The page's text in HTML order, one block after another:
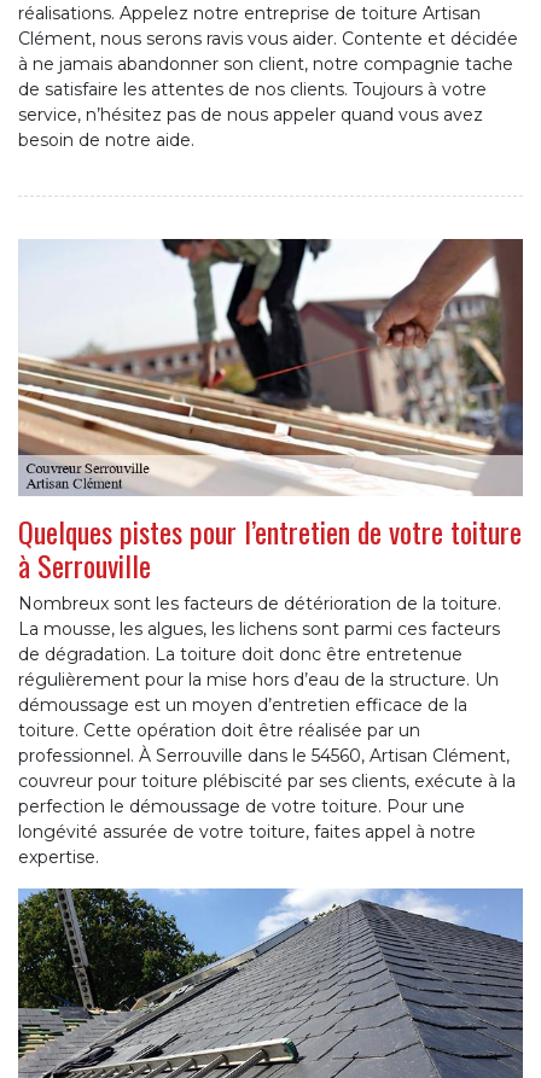
réalisations. Appelez notre entreprise de toiture Artisan
Clément, nous serons ravis vous aider. Contente et décidée
à ne jamais abandonner son client, notre compagnie tache
de satisfaire les attentes de nos clients. Toujours à votre
service, n’hésitez pas de nous appeler quand vous avez
besoin de notre aide.
Quelques pistes pour l’entretien de votre toiture
à Serrouville
Nombreux sont les facteurs de détérioration de la toiture.
La mousse, les algues, les lichens sont parmi ces facteurs
de dégradation. La toiture doit donc être entretenue
régulièrement pour la mise hors d’eau de la structure. Un
démoussage est un moyen d’entretien efficace de la
toiture. Cette opération doit être réalisée par un
professionnel. À Serrouville dans le 54560, Artisan Clément,
couvreur pour toiture plébiscité par ses clients, exécute à la
perfection le démoussage de votre toiture. Pour une
longévité assurée de votre toiture, faites appel à notre
expertise.